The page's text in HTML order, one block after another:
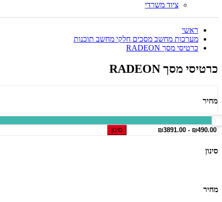
ציוד משרדי
ראשי
מערכות מחשב מסכים חלקי מחשב תוכנות
כרטיסי מסך RADEON
כרטיסי מסך RADEON
מחיר
סינון
סינון
מחיר